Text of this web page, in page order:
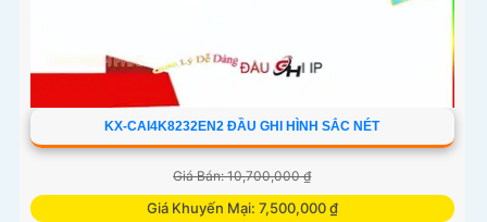
KX-CAI4K8232EN2 ĐẦU GHI HÌNH SẮC NÉT
Giá Bán: 10,700,000 ₫
Giá Khuyến Mại: 7,500,000 ₫